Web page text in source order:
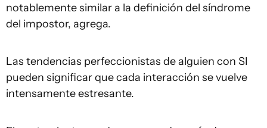
notablemente similar a la definición del síndrome
del impostor, agrega.
Las tendencias perfeccionistas de alguien con SI
pueden significar que cada interacción se vuelve
intensamente estresante.